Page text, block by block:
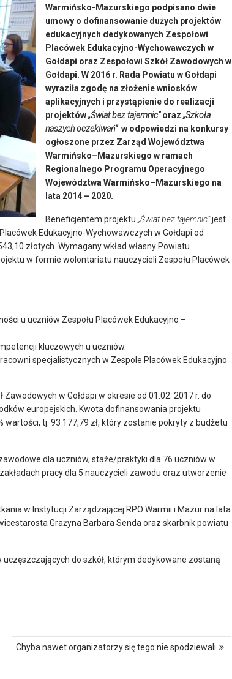
Warmińsko-Mazurskiego podpisano dwie
umowy o dofinansowanie dużych projektów
edukacyjnych dedykowanych Zespołowi
Placówek Edukacyjno-Wychowawczych w
Gołdapi oraz Zespołowi Szkół Zawodowych w
Gołdapi. W 2016 r. Rada Powiatu w Gołdapi
wyraziła zgodę na złożenie wniosków
aplikacyjnych i przystąpienie do realizacji
projektów„Świat bez tajemnic”oraz „Szkoła
naszych oczekiwań”w odpowiedzi na konkursy
ogłoszone przez Zarząd Województwa
Warmińsko–Mazurskiego w ramach
Regionalnego Programu Operacyjnego
Województwa Warmińsko–Mazurskiego na
lata 2014 – 2020.
Beneficjentem projektu „Świat bez tajemnic”jest
Edukacyjno-Wychowawczych w Gołdapi od
złotych. Wymagany wkład własny Powiatu
w formie wolontariatu nauczycieli Zespołu Placówek
u uczniów Zespołu Placówek Edukacyjno –
kluczowych u uczniów.
specjalistycznych w Zespole Placówek Edukacyjno
w Gołdapi w okresie od 01.02. 2017 r. do
europejskich. Kwota dofinansowania projektu
wartości, tj. 93 177,79 zł, który zostanie pokryty z budżetu
dla uczniów, staże/praktyki dla 76 uczniów w
pracy dla 5 nauczycieli zawodu oraz utworzenie
w Instytucji Zarządzającej RPO Warmii i Mazur na lata
Grażyna Barbara Senda oraz skarbnik powiatu
do szkół, którym dedykowane zostaną
Chyba nawet organizatorzy się tego nie spodziewali